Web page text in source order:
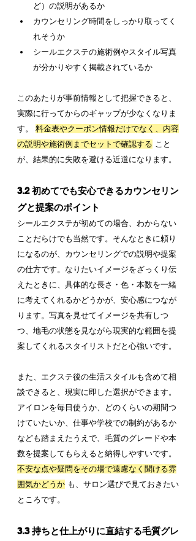
ど）の説明があるか
カウンセリング時間をしっかり取ってく
れそうか
シールエクステの施術例やスタイル写真
が分かりやすく掲載されているか
このあたりが事前情報として把握できると、
実際に行ってからのギャップが少なくなりま
す。 料金表やクーポン情報だけでなく、内容
の説明や施術例までセットで確認する こと
が、結果的に失敗を避ける近道になります。
3.2 初めてでも安心できるカウンセリン
グと提案のポイント
シールエクステが初めての場合、わからない
ことだらけでも当然です。そんなときに頼り
になるのが、カウンセリングでの説明や提案
の仕方です。なりたいイメージをざっくり伝
えたときに、具体的な長さ・色・本数を一緒
に考えてくれるかどうかが、安心感につなが
ります。写真を見せてイメージを共有しつ
つ、地毛の状態を見ながら現実的な範囲を提
案してくれるスタイリストだと心強いです。
また、エクステ後の生活スタイルも含めて相
談できると、現実に即した選択ができます。
アイロンを毎日使うか、どのくらいの期間つ
けていたいか、仕事や学校での制約があるか
なども踏まえたうえで、毛質のグレードや本
数を提案してもらえると納得しやすいです。
不安な点や疑問をその場で遠慮なく聞ける雰
囲気かどうか も、サロン選びで見ておきたい
ところです。
3.3 持ちと仕上がりに直結する毛質グレ